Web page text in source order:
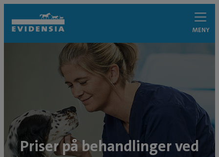
MENY
Priser på behandlinger ved